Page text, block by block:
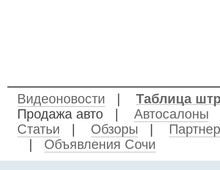
Видеоновости
Таблица
Продажа авто
Автосалоны
Статьи
Обзоры
Объявления Сочи